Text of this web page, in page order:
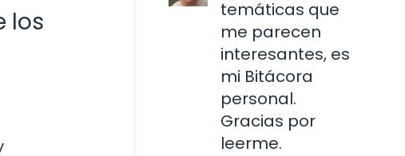
los
temáticas que
me parecen
interesantes, es
mi Bitácora
personal.
Gracias por
leerme.